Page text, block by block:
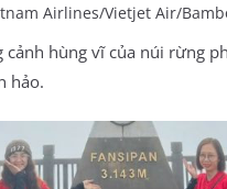
Airlines/Vietjet Air/
hùng vĩ của núi rừng
hảo.